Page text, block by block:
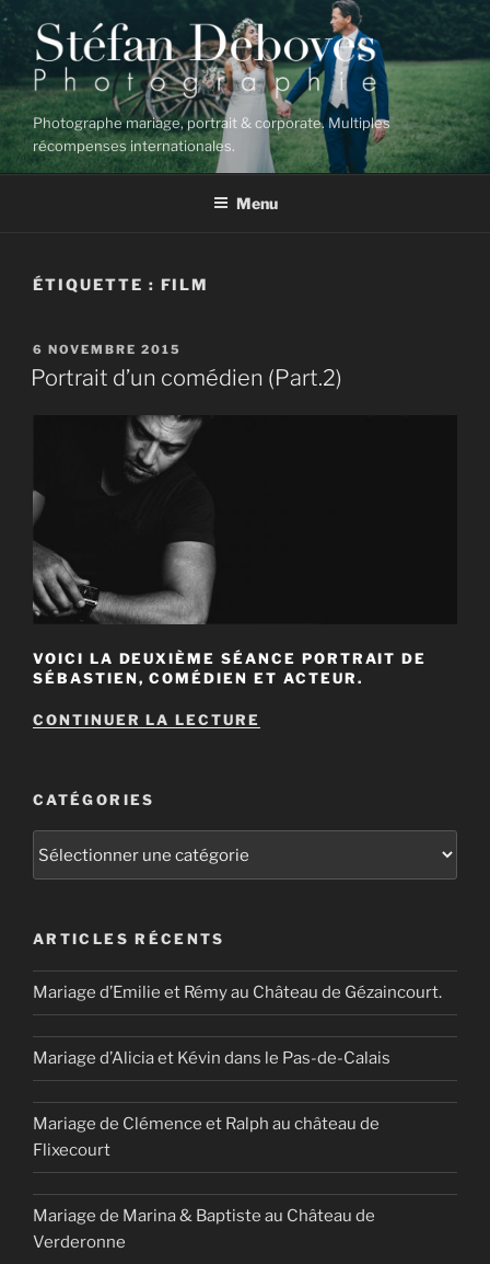
Aller
au
contenu
principal
Photographe mariage, portrait & corporate. Multiples
récompenses internationales.
Menu
ÉTIQUETTE : FILM
PUBLIÉ
LE
6 NOVEMBRE 2015
Portrait d’un comédien (Part.2)
VOICI LA DEUXIÈME SÉANCE PORTRAIT DE
SÉBASTIEN, COMÉDIEN ET ACTEUR.
CONTINUER LA LECTURE
CATÉGORIES
ARTICLES RÉCENTS
Mariage d’Emilie et Rémy au Château de Gézaincourt.
Mariage d’Alicia et Kévin dans le Pas-de-Calais
Mariage de Clémence et Ralph au château de
Flixecourt
Mariage de Marina & Baptiste au Château de
Verderonne